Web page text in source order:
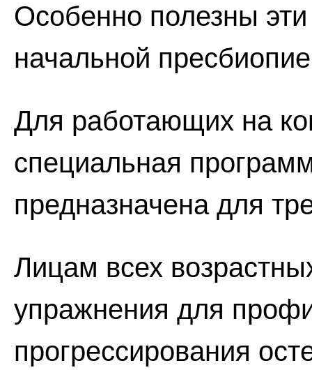
Особенно полезны
начальной
Для работающих на
специальная
предназначена для
Лицам всех
упражнения для
прогрессирования